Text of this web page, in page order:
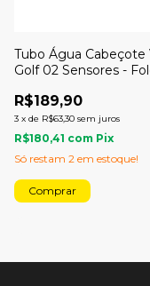
Tubo Água Cabeçote
Golf 02 Sensores -
R$189,90
3 x de R$63,30 sem juros
R$180,41 com Pix
Só restam 2 em estoque!
Comprar